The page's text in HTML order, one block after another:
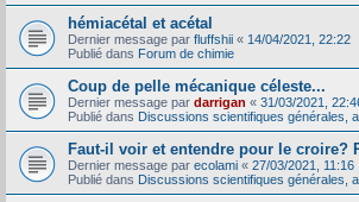
hémiacétal et acétal
Dernier message par fluffshii « 14/04/2021, 22:22
Publié dans Forum de chimie
Coup de pelle mécanique céleste...
Dernier message par darrigan « 31/03/2021,
Publié dans Discussions scientifiques générales,
Faut-il voir et entendre pour le croire?
Dernier message par ecolami « 27/03/2021, 11:16
Publié dans Discussions scientifiques générales,